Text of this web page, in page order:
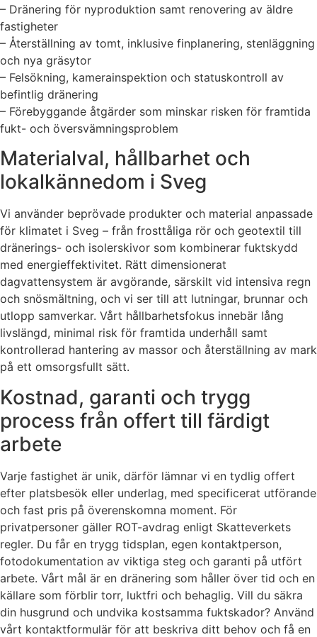
– Dränering för nyproduktion samt renovering av äldre
fastigheter
– Återställning av tomt, inklusive finplanering, stenläggning
och nya gräsytor
– Felsökning, kamerainspektion och statuskontroll av
befintlig dränering
– Förebyggande åtgärder som minskar risken för framtida
fukt- och översvämningsproblem
Materialval, hållbarhet och
lokalkännedom i Sveg
Vi använder beprövade produkter och material anpassade
för klimatet i Sveg – från frosttåliga rör och geotextil till
dränerings- och isolerskivor som kombinerar fuktskydd
med energieffektivitet. Rätt dimensionerat
dagvattensystem är avgörande, särskilt vid intensiva regn
och snösmältning, och vi ser till att lutningar, brunnar och
utlopp samverkar. Vårt hållbarhetsfokus innebär lång
livslängd, minimal risk för framtida underhåll samt
kontrollerad hantering av massor och återställning av mark
på ett omsorgsfullt sätt.
Kostnad, garanti och trygg
process från offert till färdigt
arbete
Varje fastighet är unik, därför lämnar vi en tydlig offert
efter platsbesök eller underlag, med specificerat utförande
och fast pris på överenskomna moment. För
privatpersoner gäller ROT-avdrag enligt Skatteverkets
regler. Du får en trygg tidsplan, egen kontaktperson,
fotodokumentation av viktiga steg och garanti på utfört
arbete. Vårt mål är en dränering som håller över tid och en
källare som förblir torr, luktfri och behaglig. Vill du säkra
din husgrund och undvika kostsamma fuktskador? Använd
vårt kontaktformulär för att beskriva ditt behov och få en